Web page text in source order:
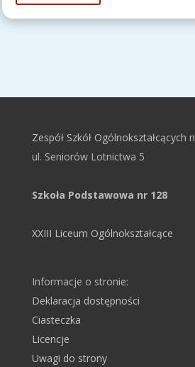
Zespół Szkół Ogólnokształcących
ul. Seniorów Lotnictwa 5
Szkoła Podstawowa nr 128
XXIII Liceum Ogólnokształcące
Informacje o stronie:
Deklaracja dostępności
Ciasteczka
Licencje
Uwagi do strony